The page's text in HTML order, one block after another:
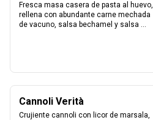
Fresca masa casera de pasta al huevo,
rellena con abundante carne mechada
de vacuno, salsa bechamel y salsa
Cannoli Verità
Crujiente cannoli con licor de marsala,